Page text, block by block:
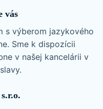
vás
s výberom jazykového
Sme k dispozícii
v našej kancelárii v